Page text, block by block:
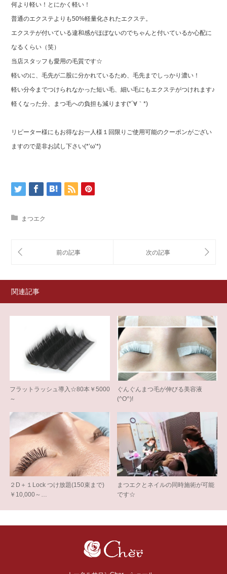
何より軽い！とにかく軽い！
普通のエクステよりも50%軽量化されたエクステ。
エクステが付いている違和感がほぼないのでちゃんと付いているか心配に
なるくらい（笑）
当店スタッフも愛用の毛質です☆
軽いのに、毛先が二股に分かれているため、毛先までしっかり濃い！
軽い分今までつけられなかった短い毛、細い毛にもエクステがつけれます♪
軽くなった分、まつ毛への負担も減ります(*´∀｀*)
リピーター様にもお得なお一人様１回限りご使用可能のクーポンがござい
ますので是非お試し下さい(*’ω’*)
まつエク
関連記事
フラットラッシュ導入☆80本￥5000
～
ぐんぐんまつ毛が伸びる美容液
(^O^)!
２D＋１Lock つけ放題(150束まで)
￥10,000～…
まつエクとネイルの同時施術が可能
です☆